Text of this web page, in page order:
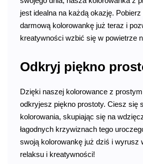
jest idealna na każdą okazję.
darmową kolorowankę już teraz i
kreatywności wzbić się w powietrze
Odkryj piękno
Dzięki naszej kolorowance z
odkryjesz piękno prostoty. Ciesz się
kolorowania, skupiając się na
łagodnych krzywiznach tego
swoją kolorowankę już dziś i wyrusz
relaksu i kreatywności!